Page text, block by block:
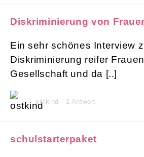
Diskriminierung von
Ein sehr schönes Interview
Diskriminierung reifer
Gesellschaft und da [..]
ostkind - 1 Antwort
schulstarterpaket